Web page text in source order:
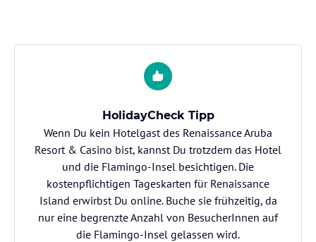
HolidayCheck Tipp
Wenn Du kein Hotelgast des Renaissance Aruba
Resort & Casino bist, kannst Du trotzdem das Hotel
und die Flamingo-Insel besichtigen. Die
kostenpflichtigen Tageskarten für Renaissance
Island erwirbst Du online. Buche sie frühzeitig, da
nur eine begrenzte Anzahl von BesucherInnen auf
die Flamingo-Insel gelassen wird.